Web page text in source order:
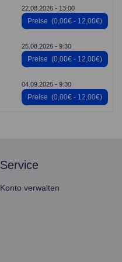
22.08.2026 - 13:00
Preise (0,00€ - 12,00€)
25.08.2026 - 9:30
Preise (0,00€ - 12,00€)
04.09.2026 - 9:30
Preise (0,00€ - 12,00€)
service
Konto verwalten